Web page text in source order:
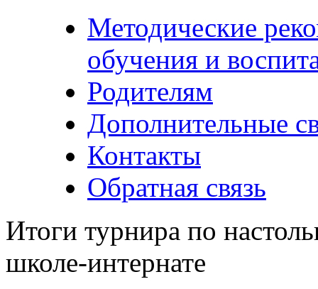
Методические
обучения и
Родителям
Дополнительные
Контакты
Обратная связь
Итоги турнира по
школе-интернате